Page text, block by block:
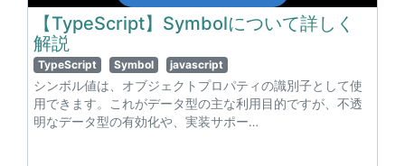
【TypeScript】Symbolについて詳しく
解説
TypeScript Symbol javascript
シンボル値は、オブジェクトプロパティの識別子として使
用できます。これがデータ型の主な利用目的ですが、不透
明なデータ型の有効化や、実装サポー…